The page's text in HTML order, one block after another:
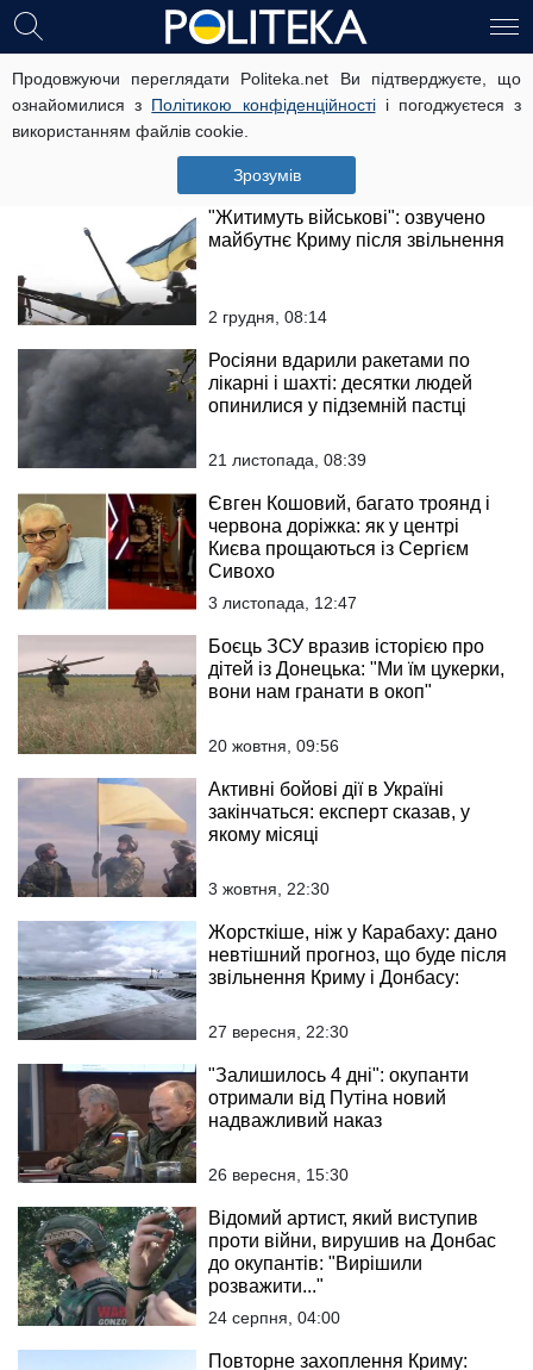
Продовжуючи переглядати Politeka.net Ви підтверджуєте, що
ознайомилися з Політикою конфіденційностіі погоджуєтеся з
використанням файлів cookie.
Зрозумів
Залишилися батьки та брат із
сестрами: на фронті обірвалося
життя молодого Героя, кадри
прощання
22 лютого, 10:41
"Житимуть військові": озвучено
майбутнє Криму після звільнення
2 грудня, 08:14
Росіяни вдарили ракетами по
лікарні і шахті: десятки людей
опинилися у підземній пастці
21 листопада, 08:39
Євген Кошовий, багато троянд і
червона доріжка: як у центрі
Києва прощаються із Сергієм
Сивохо
3 листопада, 12:47
Боєць ЗСУ вразив історією про
дітей із Донецька: "Ми їм цукерки,
вони нам гранати в окоп"
20 жовтня, 09:56
Активні бойові дії в Україні
закінчаться: експерт сказав, у
якому місяці
3 жовтня, 22:30
Жорсткіше, ніж у Карабаху: дано
невтішний прогноз, що буде після
звільнення Криму і Донбасу:
27 вересня, 22:30
"Залишилось 4 дні": окупанти
отримали від Путіна новий
надважливий наказ
26 вересня, 15:30
Відомий артист, який виступив
проти війни, вирушив на Донбас
до окупантів: "Вирішили
розважити..."
24 серпня, 04:00
Повторне захоплення Криму: